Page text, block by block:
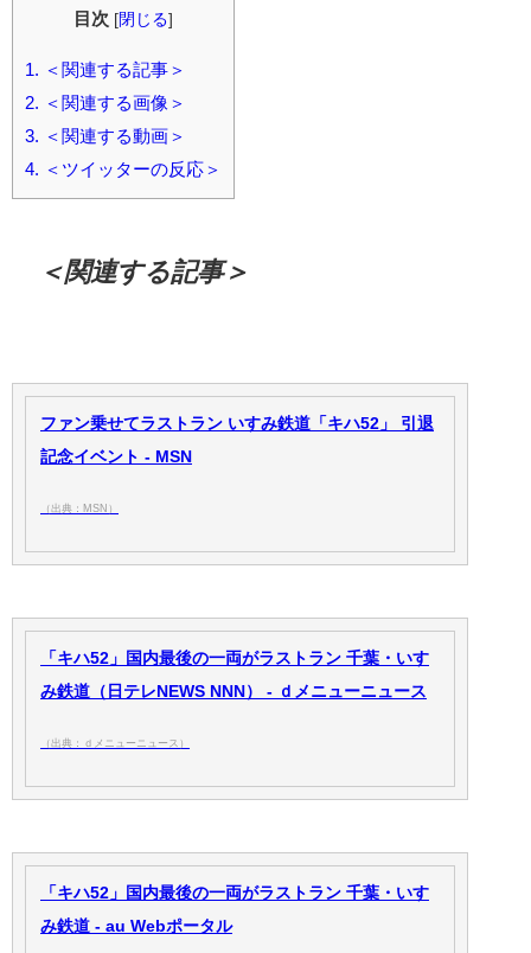
目次 [閉じる]
1. ＜関連する記事＞
2. ＜関連する画像＞
3. ＜関連する動画＞
4. ＜ツイッターの反応＞
＜関連する記事＞
ファン乗せてラストラン いすみ鉄道「キハ52」 引退
記念イベント - MSN
（出典：MSN）
「キハ52」国内最後の一両がラストラン 千葉・いす
み鉄道（日テレNEWS NNN） - ｄメニューニュース
（出典：ｄメニューニュース）
「キハ52」国内最後の一両がラストラン 千葉・いす
み鉄道 - au Webポータル